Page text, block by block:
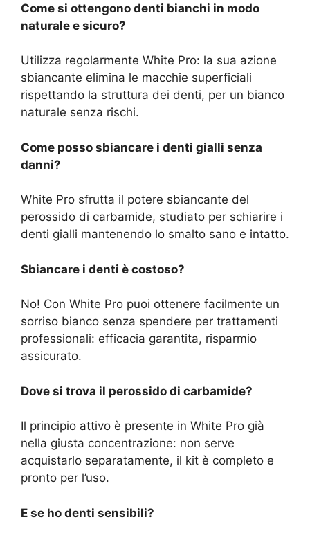
Come si ottengono denti bianchi in modo
naturale e sicuro?
Utilizza regolarmente White Pro: la sua azione
sbiancante elimina le macchie superficiali
rispettando la struttura dei denti, per un bianco
naturale senza rischi.
Come posso sbiancare i denti gialli senza
danni?
White Pro sfrutta il potere sbiancante del
perossido di carbamide, studiato per schiarire i
denti gialli mantenendo lo smalto sano e intatto.
Sbiancare i denti è costoso?
No! Con White Pro puoi ottenere facilmente un
sorriso bianco senza spendere per trattamenti
professionali: efficacia garantita, risparmio
assicurato.
Dove si trova il perossido di carbamide?
Il principio attivo è presente in White Pro già
nella giusta concentrazione: non serve
acquistarlo separatamente, il kit è completo e
pronto per l’uso.
E se ho denti sensibili?